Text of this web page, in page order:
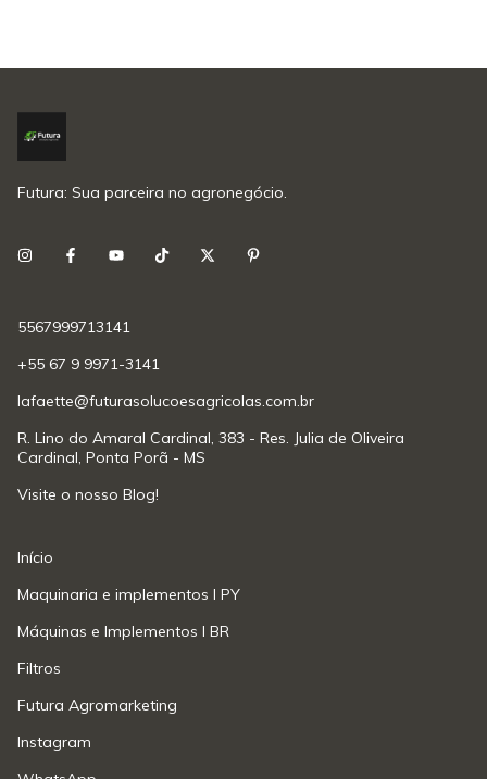
Futura: Sua parceira no agronegócio.
5567999713141
+55 67 9 9971-3141
lafaette@futurasolucoesagricolas.com.br
R. Lino do Amaral Cardinal, 383 - Res. Julia de Oliveira
Cardinal, Ponta Porã - MS
Visite o nosso Blog!
Início
Maquinaria e implementos l PY
Máquinas e Implementos l BR
Filtros
Futura Agromarketing
Instagram